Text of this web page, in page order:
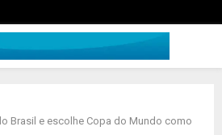
Brasil e escolhe Copa do Mundo como